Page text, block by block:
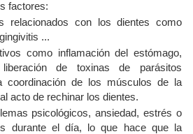
factores:
relacionados con los dientes como
...
como inflamación del estómago,
de toxinas de parásitos
coordinación de los músculos de la
acto de rechinar los dientes.
psicológicos, ansiedad, estrés o
durante el día, lo que hace que la